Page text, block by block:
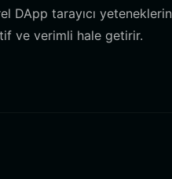
DApp tarayıcı
ve verimli hale getirir.